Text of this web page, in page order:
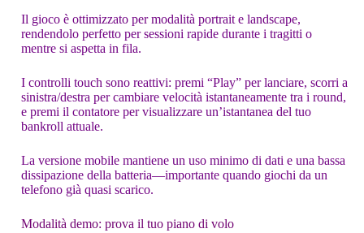
Il gioco è ottimizzato per modalità portrait e landscape,
rendendolo perfetto per sessioni rapide durante i tragitti o
mentre si aspetta in fila.
I controlli touch sono reattivi: premi “Play” per lanciare, scorri a
sinistra/destra per cambiare velocità istantaneamente tra i round,
e premi il contatore per visualizzare un’istantanea del tuo
bankroll attuale.
La versione mobile mantiene un uso minimo di dati e una bassa
dissipazione della batteria—importante quando giochi da un
telefono già quasi scarico.
Modalità demo: prova il tuo piano di volo